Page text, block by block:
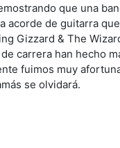
que una
acorde de guitarra
Gizzard & The
carrera han hecho
fuimos muy
se olvidará.